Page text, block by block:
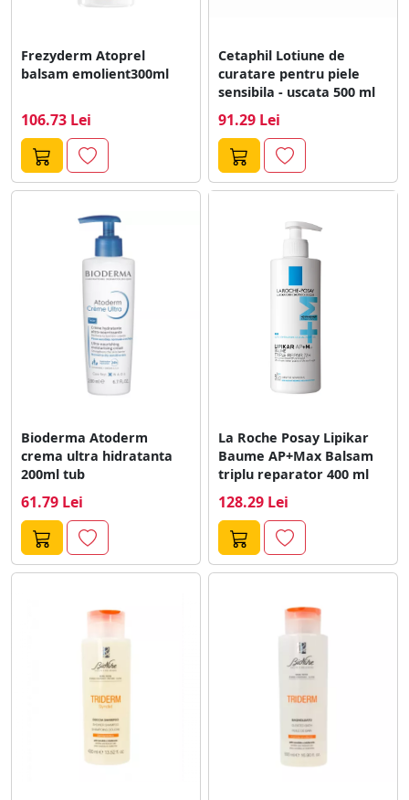
Frezyderm Atoprel
balsam emolient300ml
106.73 Lei
Cetaphil Lotiune de
curatare pentru piele
sensibila - uscata 500 ml
91.29 Lei
Bioderma Atoderm
crema ultra hidratanta
200ml tub
61.79 Lei
La Roche Posay Lipikar
Baume AP+Max Balsam
triplu reparator 400 ml
128.29 Lei